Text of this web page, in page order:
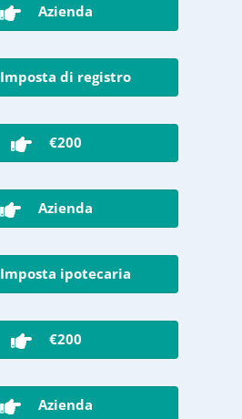
Azienda
Imposta di registro
€200
Azienda
Imposta ipotecaria
€200
Azienda